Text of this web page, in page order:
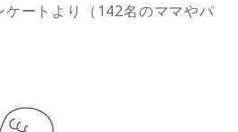
ケートより（142名のママやパ